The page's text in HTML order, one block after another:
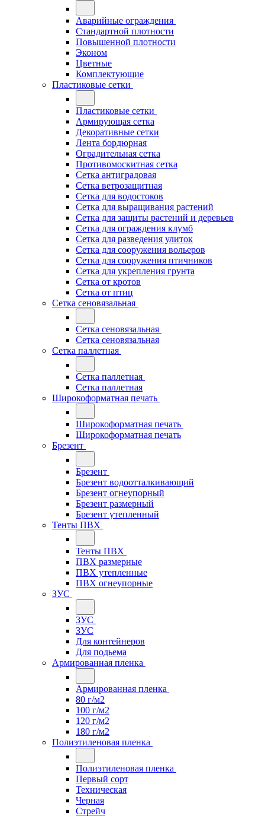
Аварийные ограждения
Стандартной плотности
Повышенной плотности
Эконом
Цветные
Комплектующие
Пластиковые сетки
Пластиковые сетки
Армирующая сетка
Декоративные сетки
Лента бордюрная
Оградительная сетка
Противомоскитная сетка
Сетка антиградовая
Сетка ветрозащитная
Сетка для водостоков
Сетка для выращивания растений
Сетка для защиты растений и деревьев
Сетка для ограждения клумб
Сетка для разведения улиток
Сетка для сооружения вольеров
Сетка для сооружения птичников
Сетка для укрепления грунта
Сетка от кротов
Сетка от птиц
Сетка сеновязальная
Сетка сеновязальная
Сетка сеновязальная
Сетка паллетная
Сетка паллетная
Сетка паллетная
Широкоформатная печать
Широкоформатная печать
Широкоформатная печать
Брезент
Брезент
Брезент водоотталкивающий
Брезент огнеупорный
Брезент размерный
Брезент утепленный
Тенты ПВХ
Тенты ПВХ
ПВХ размерные
ПВХ утепленные
ПВХ огнеупорные
ЗУС
ЗУС
ЗУС
Для контейнеров
Для подьема
Армированная пленка
Армированная пленка
80 г/м2
100 г/м2
120 г/м2
180 г/м2
Полиэтиленовая пленка
Полиэтиленовая пленка
Первый сорт
Техническая
Черная
Стрейч